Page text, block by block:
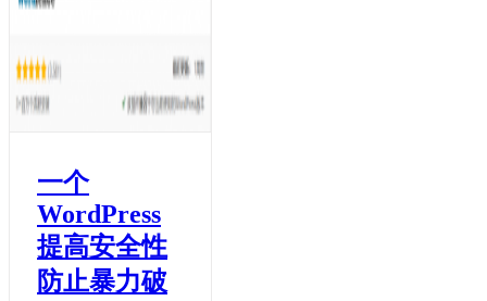
一个
WordPress
提高安全性
防止暴力破